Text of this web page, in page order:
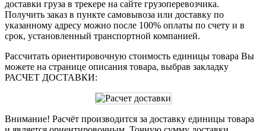
доставки груза в трекере на сайте грузоперевозчика.
Получить заказ в пункте самовывоза или доставку по
указанному адресу можно после 100% оплаты по счету и в
срок, установленный транспортной компанией.
Рассчитать ориентировочную стоимость единицы товара Вы
можете на странице описания товара, выбрав закладку
РАСЧЕТ ДОСТАВКИ:
Внимание! Расчёт производится за доставку единицы товара